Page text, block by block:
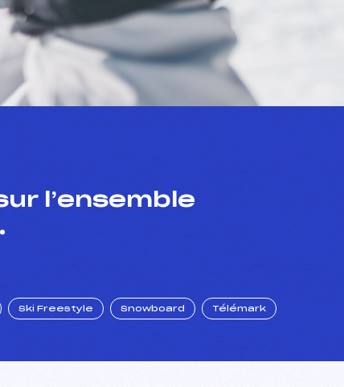
l’ensemble
Ski Freestyle Snowboard Télémark